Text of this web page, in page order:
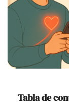
Recursos
Comunidad
Encuentra un
Idioma
Tabla de